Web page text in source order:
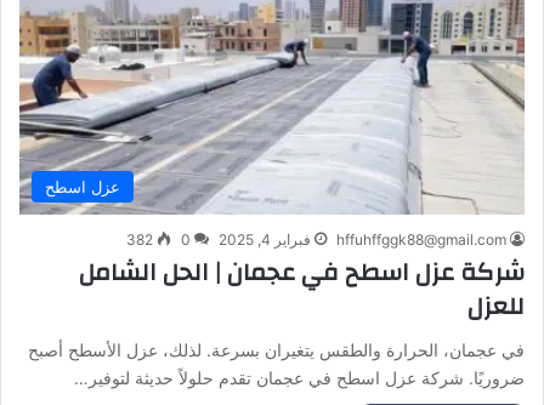
عزل اسطح
hffuhffggk88@gmail.com فبراير 4, 2025 0
382
شركة عزل اسطح في عجمان | الحل الشامل
للعزل
في عجمان، الحرارة والطقس يتغيران بسرعة. لذلك، عزل الأسطح أصبح
ضروريًا. شركة عزل اسطح في عجمان تقدم حلولاً حديثة لتوفير…